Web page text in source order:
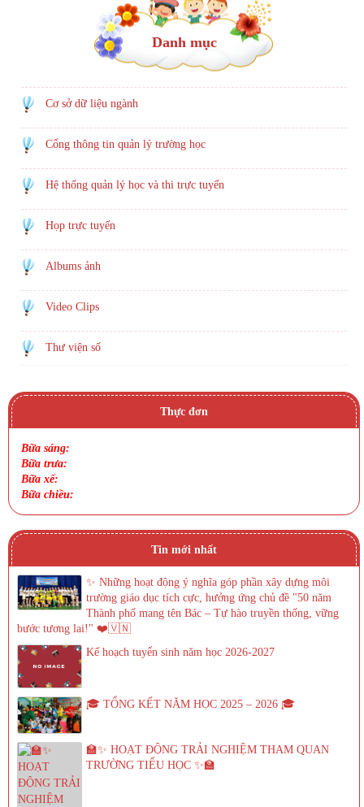
Danh mục
Cơ sở dữ liệu ngành
Cổng thông tin quản lý trường học
Hệ thống quản lý học và thi trực tuyến
Họp trực tuyến
Albums ảnh
Video Clips
Thư viện số
Thực đơn
Bữa sáng:
Bữa trưa:
Bữa xế:
Bữa chiều:
Tin mới nhất
✨ Những hoạt động ý nghĩa góp phần xây dựng môi
trường giáo dục tích cực, hưởng ứng chủ đề "50 năm
Thành phố mang tên Bác – Tự hào truyền thống, vững
bước tương lai!" ❤️🇻🇳
Kế hoạch tuyển sinh năm học 2026-2027
🎓 TỔNG KẾT NĂM HỌC 2025 – 2026 🎓
🏫✨ HOẠT ĐỘNG TRẢI NGHIỆM THAM QUAN
TRƯỜNG TIỂU HỌC ✨🏫